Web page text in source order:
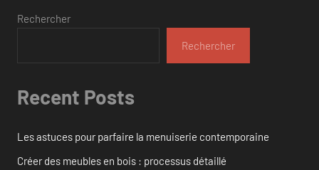
Rechercher
Rechercher
Recent Posts
Les astuces pour parfaire la menuiserie contemporaine
Créer des meubles en bois : processus détaillé